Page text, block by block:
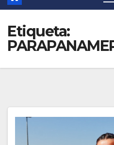
Etiqueta: